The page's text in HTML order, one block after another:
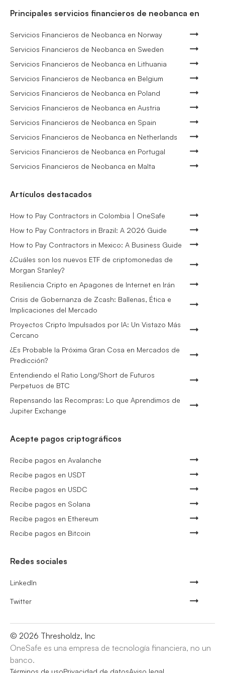
Principales servicios financieros de neobanca en
Servicios Financieros de Neobanca en Norway
Servicios Financieros de Neobanca en Sweden
Servicios Financieros de Neobanca en Lithuania
Servicios Financieros de Neobanca en Belgium
Servicios Financieros de Neobanca en Poland
Servicios Financieros de Neobanca en Austria
Servicios Financieros de Neobanca en Spain
Servicios Financieros de Neobanca en Netherlands
Servicios Financieros de Neobanca en Portugal
Servicios Financieros de Neobanca en Malta
Artículos destacados
How to Pay Contractors in Colombia | OneSafe
How to Pay Contractors in Brazil: A 2026 Guide
How to Pay Contractors in Mexico: A Business Guide
¿Cuáles son los nuevos ETF de criptomonedas de
Morgan Stanley?
Resiliencia Cripto en Apagones de Internet en Irán
Crisis de Gobernanza de Zcash: Ballenas, Ética e
Implicaciones del Mercado
Proyectos Cripto Impulsados por IA: Un Vistazo Más
Cercano
¿Es Probable la Próxima Gran Cosa en Mercados de
Predicción?
Entendiendo el Ratio Long/Short de Futuros
Perpetuos de BTC
Repensando las Recompras: Lo que Aprendimos de
Jupiter Exchange
Acepte pagos criptográficos
Recibe pagos en Avalanche
Recibe pagos en USDT
Recibe pagos en USDC
Recibe pagos en Solana
Recibe pagos en Ethereum
Recibe pagos en Bitcoin
Redes sociales
LinkedIn
Twitter
© 2026 Thresholdz, Inc
OneSafe es una empresa de tecnología financiera, no un
banco.
Términos de usoPrivacidad de datosAviso legal